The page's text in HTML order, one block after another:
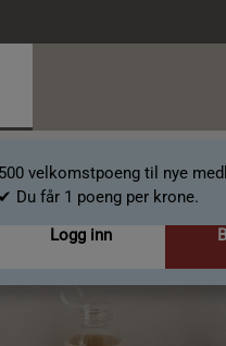
500 velkomstpoeng til nye
✔ Du får 1 poeng per krone.
Logg inn
- 500 velkomstpoeng